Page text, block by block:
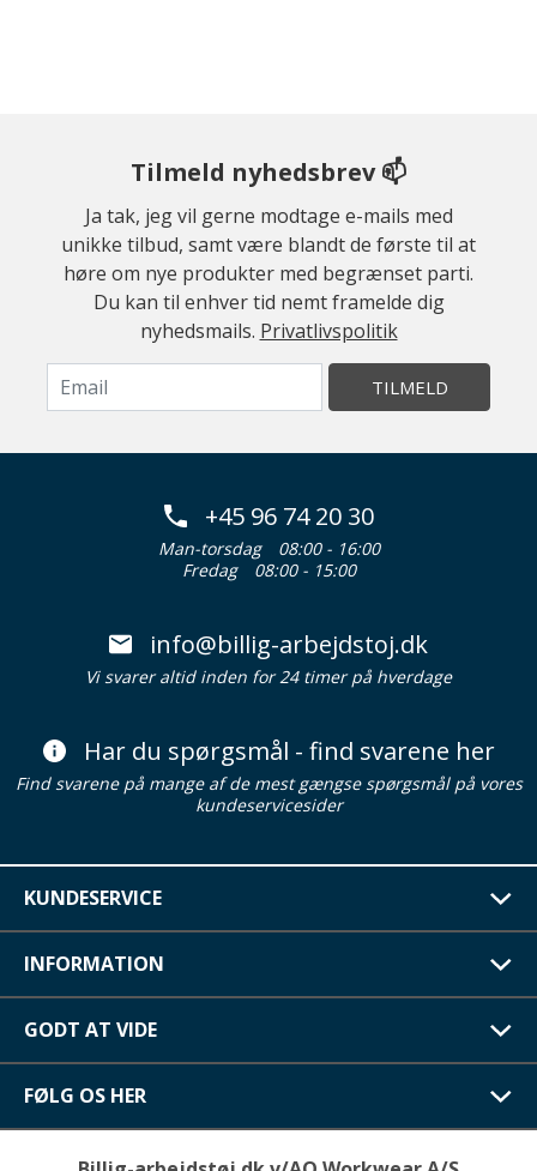
Tilmeld nyhedsbrev 📫
Ja tak, jeg vil gerne modtage e-mails med
unikke tilbud, samt være blandt de første til at
høre om nye produkter med begrænset parti.
Du kan til enhver tid nemt framelde dig
nyhedsmails. Privatlivspolitik
TILMELD
+45 96 74 20 30
Man-torsdag
08:00 - 16:00
Fredag
08:00 - 15:00
info@billig-arbejdstoj.dk
Vi svarer altid inden for 24 timer på hverdage
Har du spørgsmål - find svarene her
Find svarene på mange af de mest gængse spørgsmål på vores
kundeservicesider
KUNDESERVICE
INFORMATION
GODT AT VIDE
FØLG OS HER